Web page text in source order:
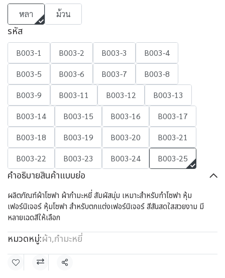
หลา ม้วน
รหัส
B003-1 B003-2 B003-3
B003-4
B003-5
B003-6 B003-7
B003-8
B003-9
B003-11 B003-12
B003-13
B003-14
B003-15 B003-16
B003-17
B003-18
B003-19 B003-20
B003-21
B003-22
B003-23 B003-24 B003-25
คำอธิบายสินค้าแบบย่อ
ผลิตภัณฑ์ผ้าโซฟา ผ้ากำมะหยี่ สัมผัสนุ่ม เหมาะสำหรับทำโซฟา หุ้ม
เฟอร์นิเจอร์ หุ้มโซฟา สำหรับตกแต่งเฟอร์นิเจอร์ สีสันสดใสสวยงาม มี
หลายเฉดสีให้เลือก
หมวดหมู่:ผ้า,กำมะหยี่
แชร์